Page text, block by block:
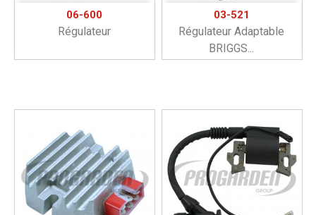
06-600
Régulateur
03-521
Régulateur Adaptable
BRIGGS...